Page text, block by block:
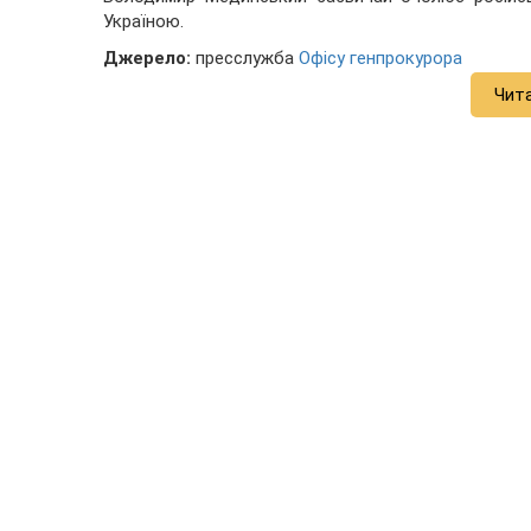
Україною.
Джерело: пресслужба Офісу генпрокурора